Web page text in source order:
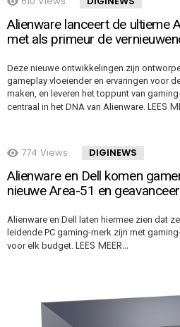
Alienware lanceert de ultieme
met als primeur de
Deze nieuwe ontwikkelingen zijn
gameplay vloeiender en ervaringen voor
maken, en leveren het toppunt van
centraal in het DNA van Alienware. LEES
774 Views DIGINEWS
Alienware en Dell komen
nieuwe Area-51 en
Alienware en Dell laten hiermee zien dat
leidende PC gaming-merk zijn met
voor elk budget. LEES MEER…